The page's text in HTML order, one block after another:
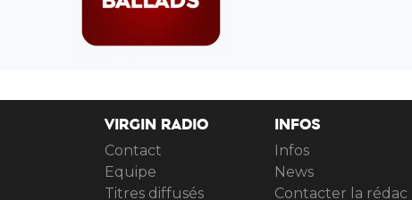
VIRGIN RADIO
Contact
Equipe
Titres diffusés
INFOS
Infos
News
Contacter la rédac